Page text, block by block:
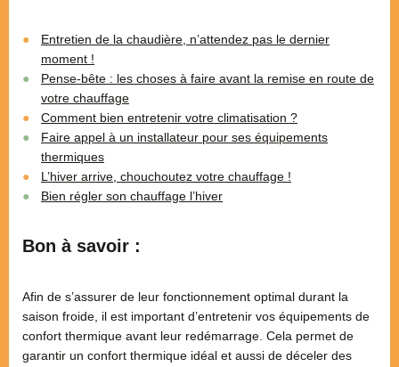
Entretien de la chaudière, n’attendez pas le dernier
moment !
Pense-bête : les choses à faire avant la remise en route de
votre chauffage
Comment bien entretenir votre climatisation ?
Faire appel à un installateur pour ses équipements
thermiques
L’hiver arrive, chouchoutez votre chauffage !
Bien régler son chauffage l’hiver
Bon à savoir :
Afin de s’assurer de leur fonctionnement optimal durant la
saison froide, il est important d’entretenir vos équipements de
confort thermique avant leur redémarrage. Cela permet de
garantir un confort thermique idéal et aussi de déceler des